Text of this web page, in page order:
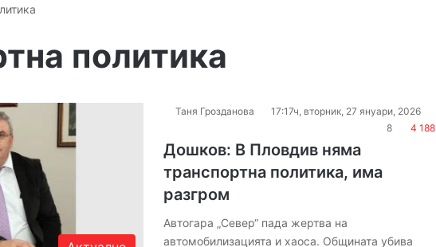
политика
Таня Грозданова
17:17ч, вторник, 27 януари, 2026
8
4 188
Дошков: В Пловдив няма
транспортна политика, има
разгром
Автогара „Север“ пада жертва на
автомобилизацията и хаоса. Общината убива